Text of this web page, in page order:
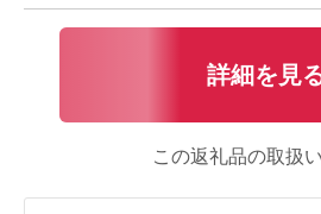
詳細を見
この返礼品の取扱